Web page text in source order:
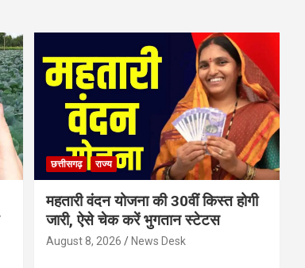
छत्तीसगढ़ राज्य
महतारी वंदन योजना की 30वीं किस्त होगी
जारी, ऐसे चेक करें भुगतान स्टेटस
August 8, 2026 News Desk